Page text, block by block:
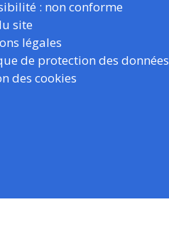
: non conforme
site
légales
de protection des données
des cookies